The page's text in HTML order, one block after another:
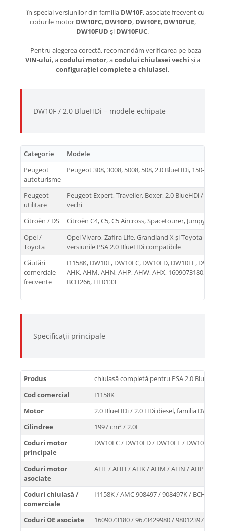
în special versiunilor din familia DW10F, asociate frecvent cu
codurile motor DW10FC, DW10FD, DW10FE, DW10FUE,
DW10FUD și DW10FUC.
Pentru alegerea corectă, recomandăm verificarea pe baza
VIN-ului, acodului motor, acodului chiulasei vechi și a
configurației complete a chiulasei.
DW10F / 2.0 BlueHDi – modele echipate
Categorie
Modele
Peugeot
autoturisme
Peugeot 308, 3008, 5008, 508, 2.0 BlueHDi, 150–180
Peugeot
utilitare
Peugeot Expert, Traveller, Boxer, 2.0 BlueHDi / 2.0
vechi
Citroën / DS
Citroën C4, C5, C5 Aircross, Spacetourer, Jumpy,
Opel /
Toyota
Opel Vivaro, Zafira Life, Grandland X și Toyota
versiunile PSA 2.0 BlueHDi compatibile
Căutări
comerciale
frecvente
I1158K, DW10F, DW10FC, DW10FD, DW10FE,
AHK, AHM, AHN, AHP, AHW, AHX, 1609073180,
BCH266, HL0133
Specificații principale
Produs
chiulasă completă pentru PSA 2.0 BlueHDi /
Cod comercial
I1158K
Motor
2.0 BlueHDi / 2.0 HDi diesel, familia DW10F,
Cilindree
1997 cm³ / 2.0L
Coduri motor
principale
DW10FC / DW10FD / DW10FE / DW10FUE /
Coduri motor
asociate
AHE / AHH / AHK / AHM / AHN / AHP / AHR
Coduri chiulasă /
comerciale
I1158K / AMC 908497 / 908497K / BCH266 /
Coduri OE asociate
1609073180 / 9673429980 / 9801239780